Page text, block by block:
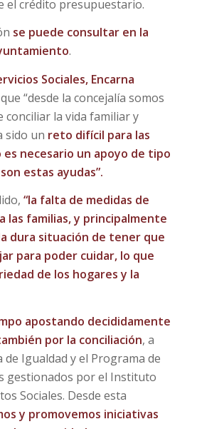
el crédito presupuestario.
se puede consultar en la
.
Sociales, Encarna
“desde la concejalía somos
conciliar la vida familiar y
sido un reto difícil para las
es necesario un apoyo de tipo
estas ayudas”.
“la falta de medidas de
las familias, y principalmente
dura situación de tener que
para poder cuidar, lo que
de los hogares y la
apostando decididamente
por la conciliación, a
de Igualdad y el Programa de
gestionados por el Instituto
Sociales. Desde esta
y promovemos iniciativas